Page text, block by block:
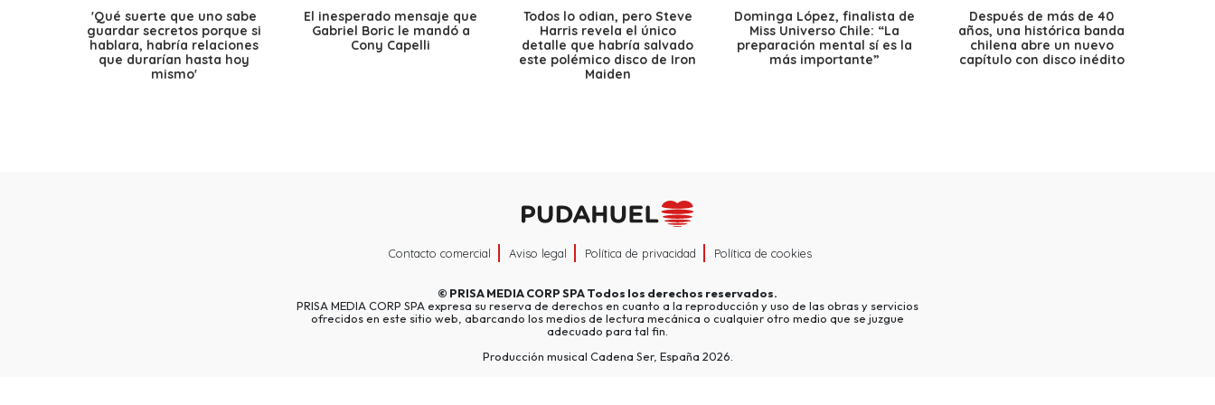
'Qué suerte que uno sabe
guardar secretos porque si
hablara, habría relaciones
que durarían hasta hoy
mismo'
El inesperado mensaje que
Gabriel Boric le mandó a
Cony Capelli
Todos lo odian, pero Steve
Harris revela el único
detalle que habría salvado
este polémico disco de Iron
Maiden
Dominga López, finalista de
Miss Universo Chile: “La
preparación mental sí es la
más importante”
Después de más de 40
años, una histórica banda
chilena abre un nuevo
capítulo con disco inédito
Contacto comercial Aviso legal Política de privacidad Política de cookies
© PRISA MEDIA CORP SPATodos los derechos reservados.
PRISA MEDIA CORP SPA expresa su reserva de derechos en cuanto a la reproducción y uso de las obras y servicios
ofrecidos en este sitio web, abarcando los medios de lectura mecánica o cualquier otro medio que se juzgue
adecuado para tal fin.
Producción musical Cadena Ser, España 2026.